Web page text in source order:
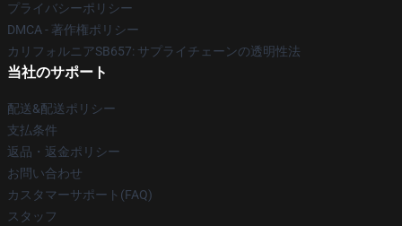
プライバシーポリシー
DMCA - 著作権ポリシー
カリフォルニアSB657: サプライチェーンの透明性法
当社のサポート
配送&配送ポリシー
支払条件
返品・返金ポリシー
お問い合わせ
カスタマーサポート(FAQ)
スタッフ